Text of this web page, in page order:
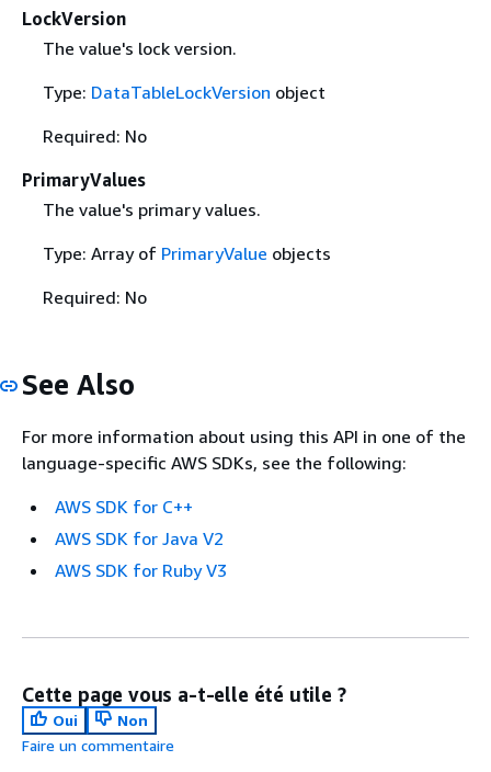
LockVersion
The value's lock version.
Type: DataTableLockVersion object
Required: No
PrimaryValues
The value's primary values.
Type: Array of PrimaryValue objects
Required: No
See Also
For more information about using this API in one of the
language-specific AWS SDKs, see the following:
AWS SDK for C++
AWS SDK for Java V2
AWS SDK for Ruby V3
Cette page vous a-t-elle été utile ?
Oui
Non
Faire un commentaire